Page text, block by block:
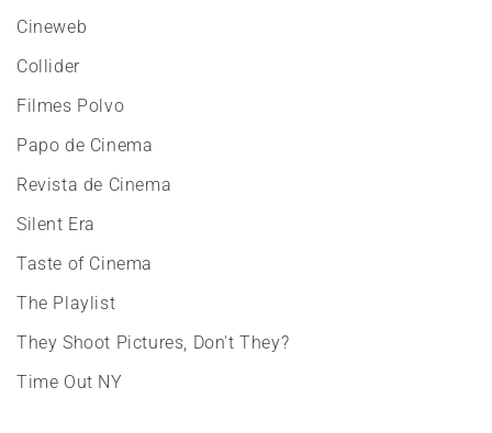
Cineweb
Collider
Filmes Polvo
Papo de Cinema
Revista de Cinema
Silent Era
Taste of Cinema
The Playlist
They Shoot Pictures, Don't They?
Time Out NY